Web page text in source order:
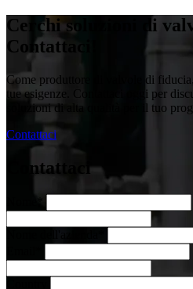
Cerchi soluzioni di
Contattaci!
Come produttore di valvole di
tue esigenze. Contattaci oggi per
soluzioni di alta qualità per il tuo
Contattaci
Contattaci